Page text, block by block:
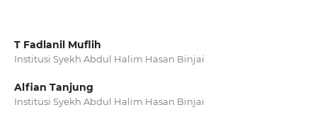
T Fadlanil Muflih
Institusi Syekh Abdul Halim Hasan Binjai
Alfian Tanjung
Institusi Syekh Abdul Halim Hasan Binjai